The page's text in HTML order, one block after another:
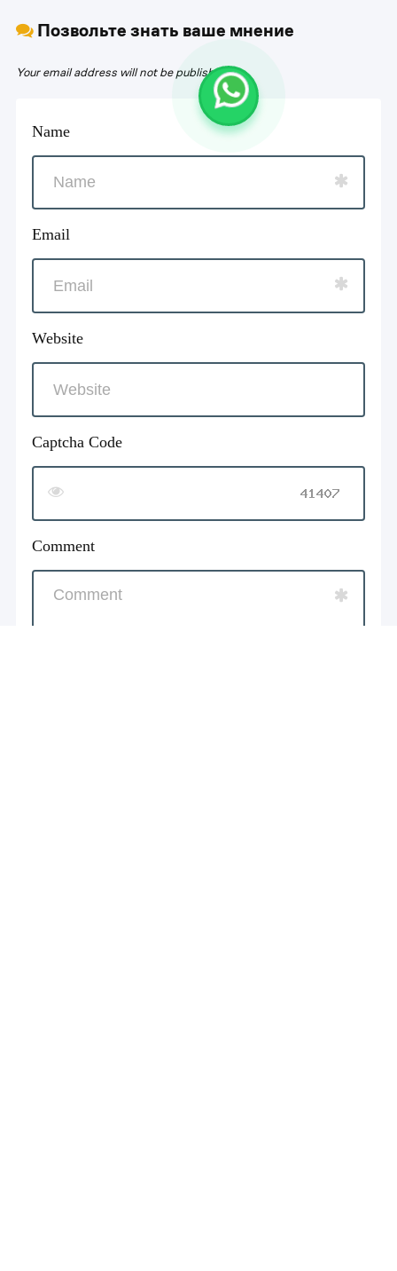
Позвольте знать ваше мнение
Your email address will not be published.
Name
Email
Website
Captcha Code
Comment